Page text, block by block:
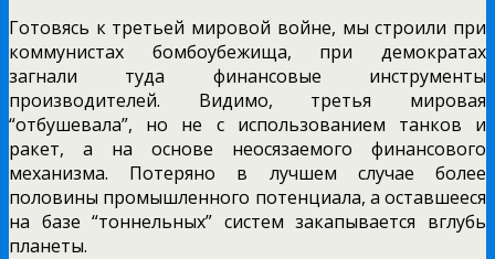
Готовясь к третьей мировой войне, мы строили при
коммунистах бомбоубежища, при демократах
загнали туда финансовые инструменты
производителей. Видимо, третья мировая
“отбушевала”, но не с использованием танков и
ракет, а на основе неосязаемого финансового
механизма. Потеряно в лучшем случае более
половины промышленного потенциала, а оставшееся
на базе “тоннельных” систем закапывается вглубь
планеты.